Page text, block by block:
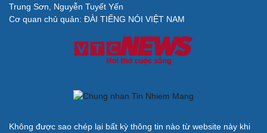
Trung Sơn, Nguyễn Tuyết Yến
Cơ quan chủ quản: ĐÀI TIẾNG NÓI VIỆT NAM
Không được sao chép lại bất kỳ thông tin nào từ website này khi